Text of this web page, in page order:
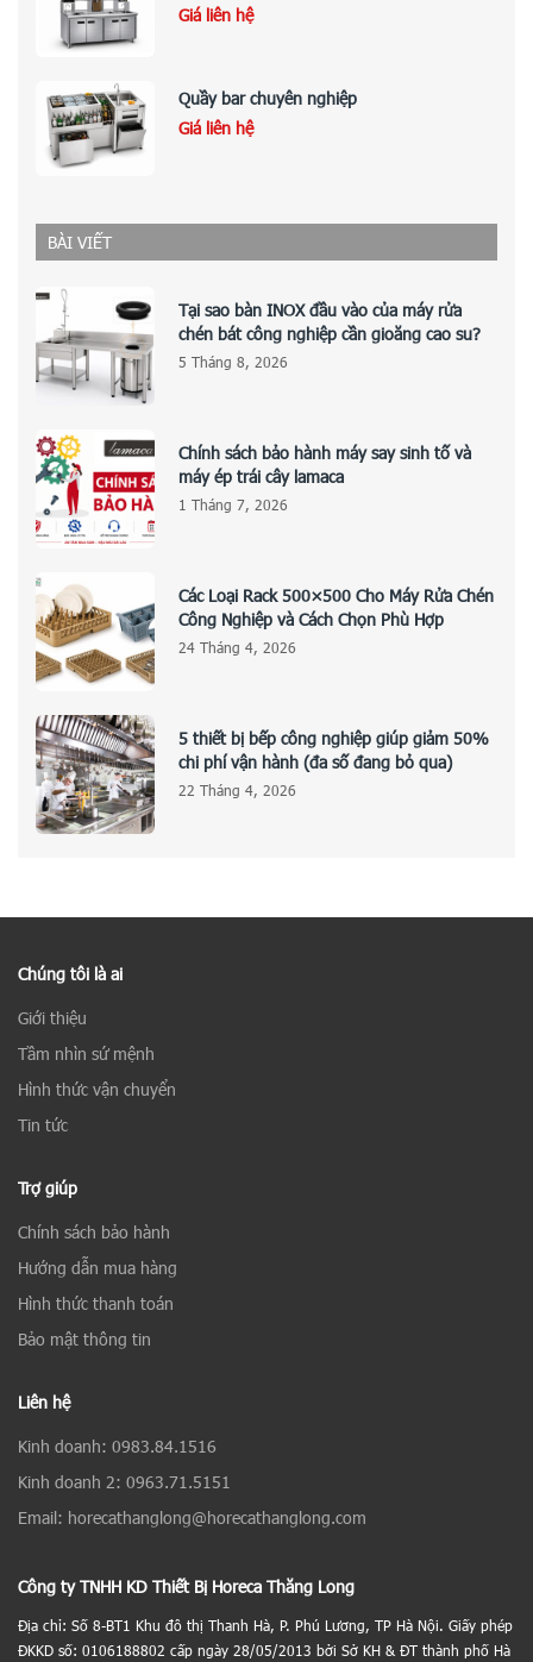
Giá liên hệ
Quầy bar chuyên nghiệp
Giá liên hệ
BÀI VIẾT
Tại sao bàn INOX đầu vào của máy rửa
chén bát công nghiệp cần gioăng cao su?
5 Tháng 8, 2026
Chính sách bảo hành máy say sinh tố và
máy ép trái cây lamaca
1 Tháng 7, 2026
Các Loại Rack 500×500 Cho Máy Rửa Chén
Công Nghiệp và Cách Chọn Phù Hợp
24 Tháng 4, 2026
5 thiết bị bếp công nghiệp giúp giảm 50%
chi phí vận hành (đa số đang bỏ qua)
22 Tháng 4, 2026
Chúng tôi là ai
Giới thiệu
Tầm nhìn sứ mệnh
Hình thức vận chuyển
Tin tức
Trợ giúp
Chính sách bảo hành
Hướng dẫn mua hàng
Hình thức thanh toán
Bảo mật thông tin
Liên hệ
Kinh doanh: 0983.84.1516
Kinh doanh 2: 0963.71.5151
Email: horecathanglong@horecathanglong.com
Công ty TNHH KD Thiết Bị Horeca Thăng Long
Địa chỉ: Số 8-BT1 Khu đô thị Thanh Hà, P. Phú Lương, TP Hà Nội. Giấy phép
ĐKKD số: 0106188802 cấp ngày 28/05/2013 bởi Sở KH & ĐT thành phố Hà